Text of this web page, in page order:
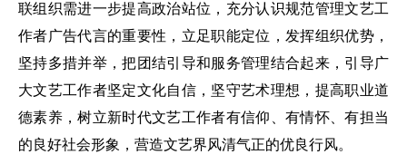
联组织需进一步提高政治站位，充分认识规范管理文艺工
作者广告代言的重要性，立足职能定位，发挥组织优势，
坚持多措并举，把团结引导和服务管理结合起来，引导广
大文艺工作者坚定文化自信，坚守艺术理想，提高职业道
德素养，树立新时代文艺工作者有信仰、有情怀、有担当
的良好社会形象，营造文艺界风清气正的优良行风。